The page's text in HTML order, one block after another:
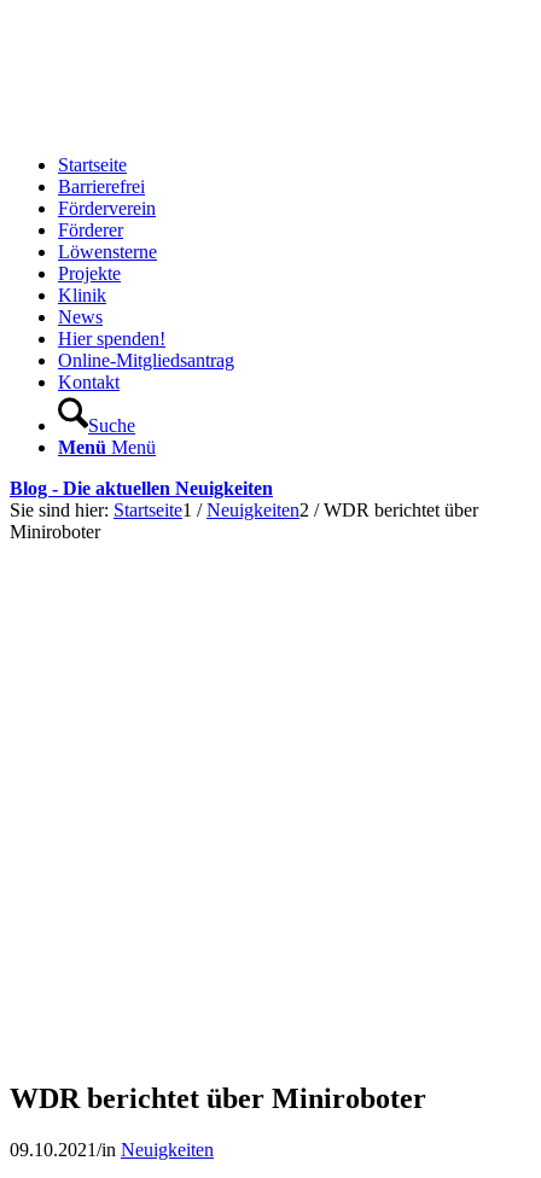
Startseite
Barrierefrei
Förderverein
Förderer
Löwensterne
Projekte
Klinik
News
Hier spenden!
Online-Mitgliedsantrag
Kontakt
Suche
Menü Menü
Blog - Die aktuellen Neuigkeiten
Sie sind hier: Startseite1 / Neuigkeiten2 / WDR berichtet über
Miniroboter
WDR berichtet über Miniroboter
09.10.2021/in Neuigkeiten